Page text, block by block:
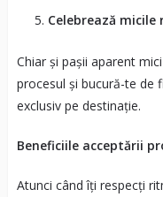
Celebrează micile
Chiar și pașii aparent
procesul și bucură-te de
exclusiv pe destinație.
Beneficiile acceptării
Atunci când îți respecți